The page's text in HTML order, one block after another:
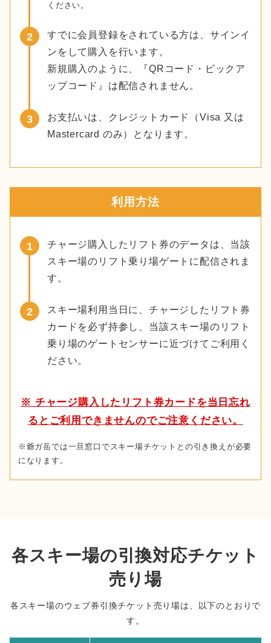
ください。
すでに会員登録をされている方は、サインイ
ンをして購入を行います。
新規購入のように、『QRコード・ピックア
ップコード』は配信されません。
お支払いは、クレジットカード（Visa 又は
Mastercard のみ）となります。
利用方法
チャージ購入したリフト券のデータは、当該
スキー場のリフト乗り場ゲートに配信されま
す。
スキー場利用当日に、チャージしたリフト券
カードを必ず持参し、当該スキー場のリフト
乗り場のゲートセンサーに近づけてご利用く
ださい。
※ チャージ購入したリフト券カードを当日忘れ
ると ご利用できませんのでご注意ください。
※爺ガ岳では一旦窓口でスキー場チケットとの引き換えが必要
になります。
各スキー場の引換対応チケット
売り場
各スキー場のウェブ券引換チケット売り場は、以下のとおりで
す。